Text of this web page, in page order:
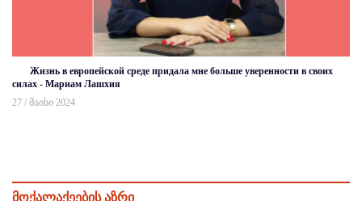
Жизнь в европейской среде придала мне больше уверенности в своих
силах - Мариам Лашхия
27 / მაისი 2024
მოქალაქეების აზრი